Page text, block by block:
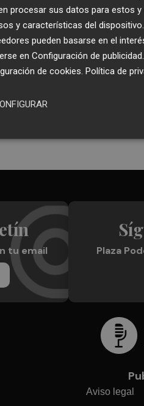
Recibe
Plaza
tu email
Plaza
Aviso legal
procesar sus datos para estos
y características del
pueden basarse en el
en Configuración de publicidad
de cookies Política de